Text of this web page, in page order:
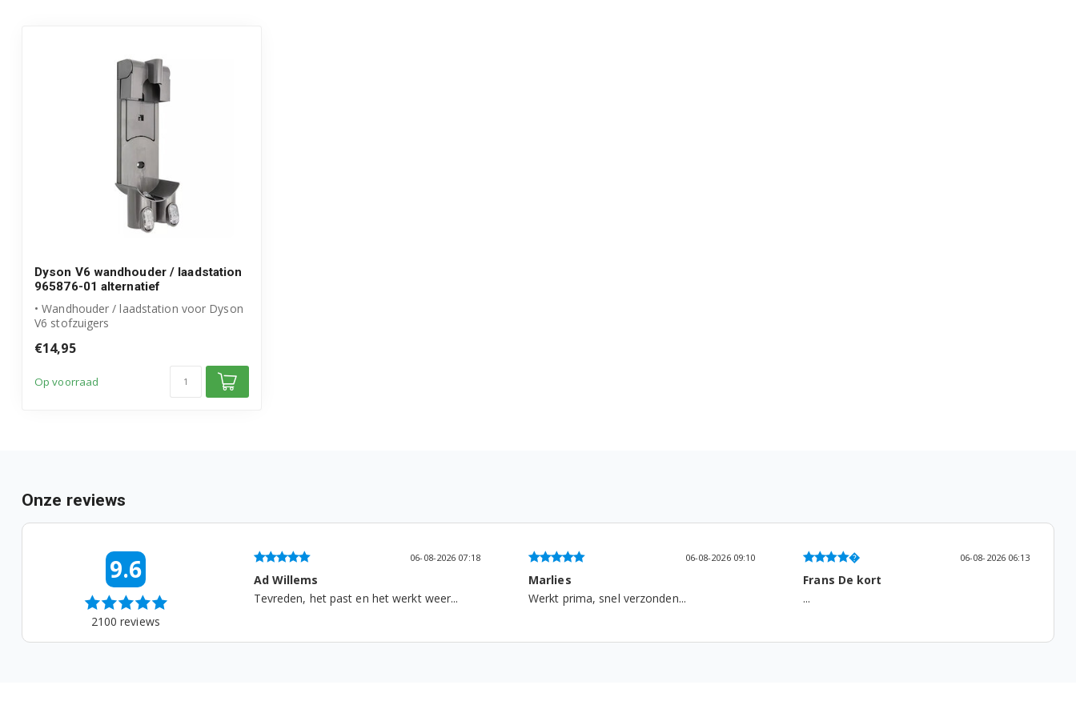
Dyson V6 wandhouder / laadstation
965876-01 alternatief
• Wandhouder / laadstation voor Dyson
V6 stofzuigers
€14,95
Op voorraad
Onze reviews
9.6
2100 reviews
06-08-2026 07:18
het past en het werkt weer...
06-08-2026 09:10
Marlies
Werkt prima, snel verzonden...
06-08-2026 06:13
Frans De kort
...
05-08-2026 13:53
Gemma Roodenburg
...